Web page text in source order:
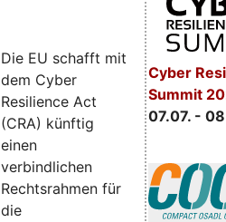
Cyber
Summit
07.07. -
Die EU schafft mit
dem Cyber
Resilience Act
(CRA) künftig
einen
verbindlichen
Rechtsrahmen für
die